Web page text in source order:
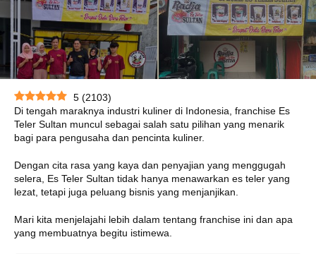
5 (2103)
Di tengah maraknya industri kuliner di Indonesia, franchise Es
Teler Sultan muncul sebagai salah satu pilihan yang menarik
bagi para pengusaha dan pencinta kuliner.
Dengan cita rasa yang kaya dan penyajian yang menggugah
selera, Es Teler Sultan tidak hanya menawarkan es teler yang
lezat, tetapi juga peluang bisnis yang menjanjikan.
Mari kita menjelajahi lebih dalam tentang franchise ini dan apa
yang membuatnya begitu istimewa.